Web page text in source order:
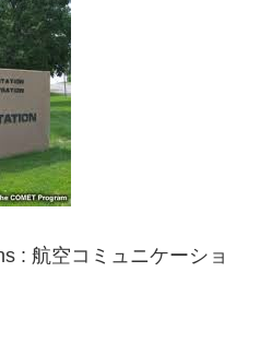
: 航空コミュニケーショ